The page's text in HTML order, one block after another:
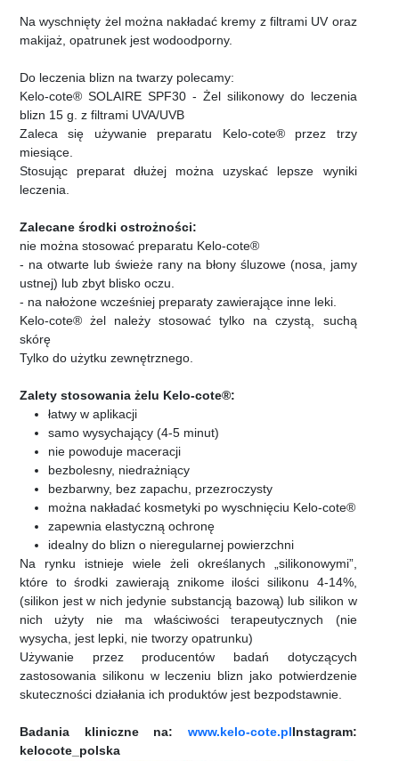
Na wyschnięty żel można nakładać kremy z filtrami UV oraz
makijaż, opatrunek jest wodoodporny.
Do leczenia blizn na twarzy polecamy:
Kelo-cote® SOLAIRE SPF30 - Żel silikonowy do leczenia
blizn 15 g. z filtrami UVA/UVB
Zaleca się używanie preparatu Kelo-cote® przez trzy
miesiące.
Stosując preparat dłużej można uzyskać lepsze wyniki
leczenia.
Zalecane środki ostrożności:
nie można stosować preparatu Kelo-cote®
- na otwarte lub świeże rany na błony śluzowe (nosa, jamy
ustnej) lub zbyt blisko oczu.
- na nałożone wcześniej preparaty zawierające inne leki.
Kelo-cote® żel należy stosować tylko na czystą, suchą
skórę
Tylko do użytku zewnętrznego.
Zalety stosowania żelu Kelo-cote®:
łatwy w aplikacji
samo wysychający (4-5 minut)
nie powoduje maceracji
bezbolesny, niedrażniący
bezbarwny, bez zapachu, przezroczysty
można nakładać kosmetyki po wyschnięciu Kelo-cote®
zapewnia elastyczną ochronę
idealny do blizn o nieregularnej powierzchni
Na rynku istnieje wiele żeli określanych „silikonowymi”,
które to środki zawierają znikome ilości silikonu 4-14%,
(silikon jest w nich jedynie substancją bazową) lub silikon w
nich użyty nie ma właściwości terapeutycznych (nie
wysycha, jest lepki, nie tworzy opatrunku)
Używanie przez producentów badań dotyczących
zastosowania silikonu w leczeniu blizn jako potwierdzenie
skuteczności działania ich produktów jest bezpodstawnie.
Badania kliniczne na: www.kelo-cote.plInstagram:
kelocote_polska